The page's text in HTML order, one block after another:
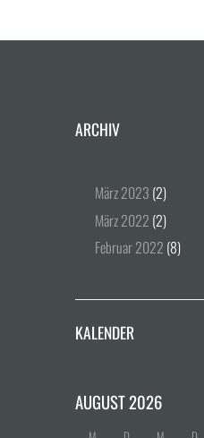
ARCHIV
März2023 (2)
März2022 (2)
Februar2022 (8)
KALENDER
AUGUST2026